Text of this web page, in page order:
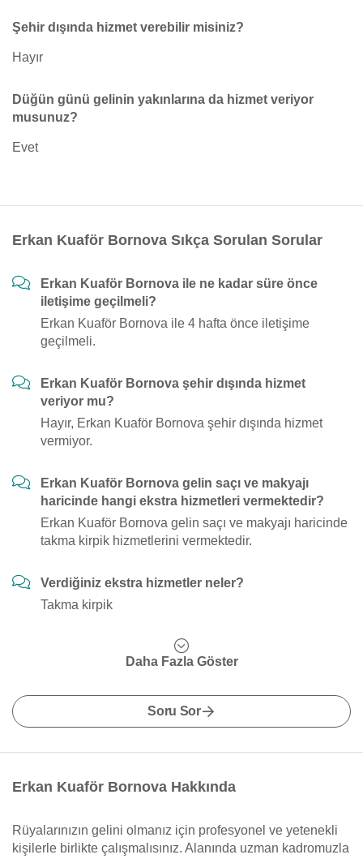
Şehir dışında hizmet verebilir misiniz?
Hayır
Düğün günü gelinin yakınlarına da hizmet veriyor
musunuz?
Evet
Erkan Kuaför Bornova Sıkça Sorulan Sorular
Erkan Kuaför Bornova ile ne kadar süre önce
iletişime geçilmeli?
Erkan Kuaför Bornova ile 4 hafta önce iletişime
geçilmeli.
Erkan Kuaför Bornova şehir dışında hizmet
veriyor mu?
Hayır, Erkan Kuaför Bornova şehir dışında hizmet
vermiyor.
Erkan Kuaför Bornova gelin saçı ve makyajı
haricinde hangi ekstra hizmetleri vermektedir?
Erkan Kuaför Bornova gelin saçı ve makyajı haricinde
takma kirpik hizmetlerini vermektedir.
Verdiğiniz ekstra hizmetler neler?
Takma kirpik
Daha Fazla Göster
Soru Sor
Erkan Kuaför Bornova Hakkında
Rüyalarınızın gelini olmanız için profesyonel ve yetenekli
kişilerle birlikte çalışmalısınız. Alanında uzman kadromuzla